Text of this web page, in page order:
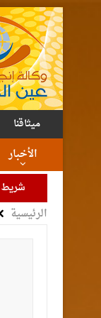
ميثاقنا
الأخبار
شريط
الرئيسية